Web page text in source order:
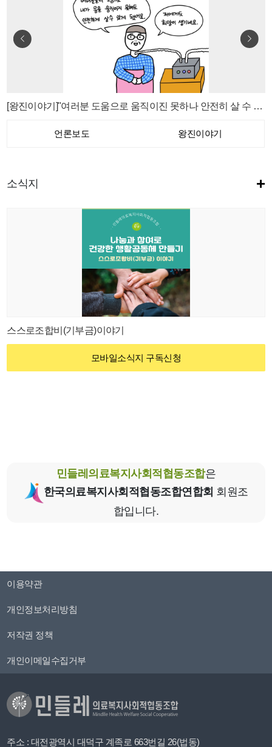
[왕진이야기]"여러분 도움으로 움직이진 못하나 안전히 살 수 있게 됐어요"
언론보도 왕진이야기
소식지 +
스스로조합비(기부금)이야기
모바일소식지 구독신청
민들레의료복지사회적협동조합은
한국의료복지사회적협동조합연합회 회원조
합입니다.
이용약관
개인정보처리방침
저작권 정책
개인이메일수집거부
주소 : 대전광역시 대덕구 계족로 663번길 26(법동)